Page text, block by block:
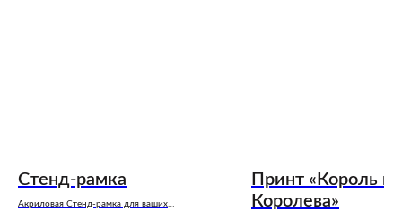
Стенд-рамка
Акриловая Стенд-рамка для ваших
Принт «Король и
Королева»